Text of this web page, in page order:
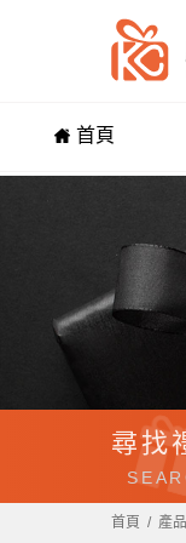
首頁
尋找
首頁 產品